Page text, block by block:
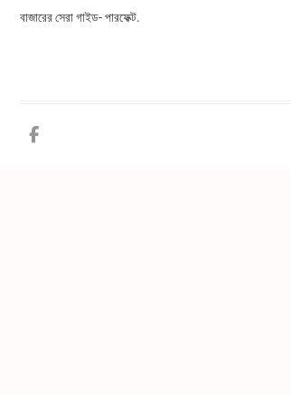
বাজারের সেরা গাইড- পারফেক্ট.
Facebook